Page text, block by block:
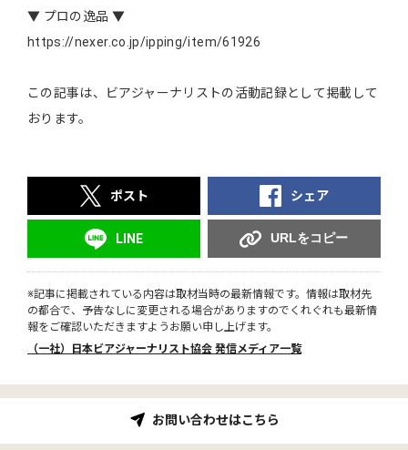
▼ プロの逸品 ▼
https://nexer.co.jp/ipping/item/61926
この記事は、ビアジャーナリストの活動記録として掲載して
おります。
ポスト シェア
LINE URLをコピー
※記事に掲載されている内容は取材当時の最新情報です。情報は取材先
の都合で、予告なしに変更される場合がありますのでくれぐれも最新情
報をご確認いただきますようお願い申し上げます。
（一社）日本ビアジャーナリスト協会 発信メディア一覧
お問い合わせはこちら